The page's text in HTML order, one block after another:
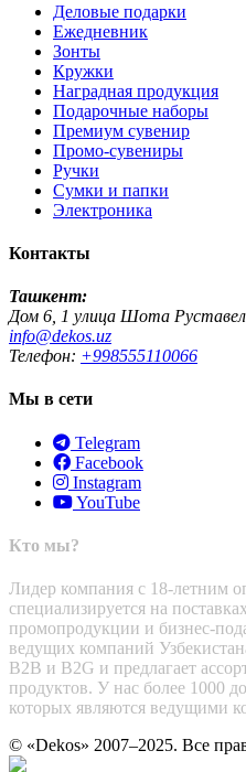
Деловые подарки
Ежедневник
Зонты
Кружки
Наградная продукция
Подарочные наборы
Премиум сувенир
Промо-сувениры
Ручки
Сумки и папки
Электроника
Контакты
Ташкент:
Дом 6, 1 улица Шота
info@dekos.uz
Телефон: +998555110066
Мы в сети
Telegram
Facebook
Instagram
YouTube
Кто мы?
Лидер компания с 18-летним
специализируется на
промопродукции и бизнес-
ведущих компаний
B2B и B2G и предлагает
продуктов. У нас более 1000
которых являются ведущими
© «Dekos» 2007–2025. Все